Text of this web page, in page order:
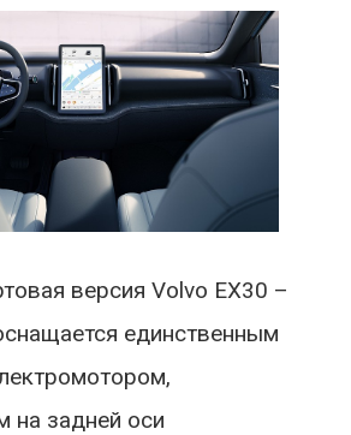
версия Volvo EX30 –
единственным
на задней оси